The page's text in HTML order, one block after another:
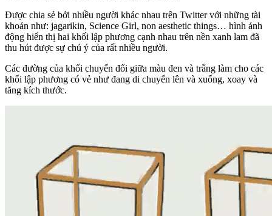
Được chia sẻ bởi nhiều người khác nhau trên Twitter với những tài
khoản như: jagarikin, Science Girl, non aesthetic things… hình ảnh
động hiển thị hai khối lập phương cạnh nhau trên nền xanh lam đã
thu hút được sự chú ý của rất nhiều người.
Các đường của khối chuyển đổi giữa màu đen và trắng làm cho các
khối lập phương có vẻ như đang di chuyển lên và xuống, xoay và
tăng kích thước.